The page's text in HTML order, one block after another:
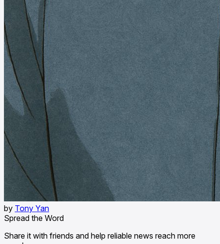
by Tony Yan
Spread the Word
Share it with friends and help reliable news reach more